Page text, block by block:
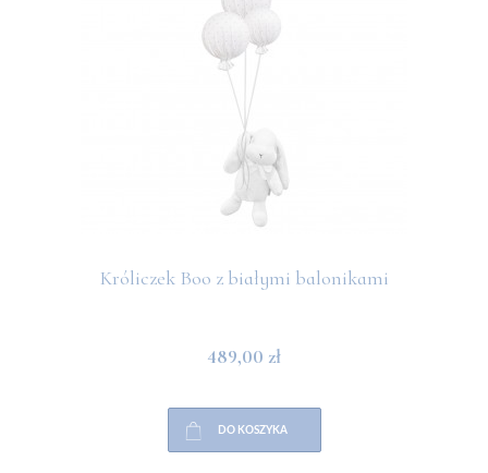
Króliczek Boo z białymi balonikami
489,00 zł
DO KOSZYKA